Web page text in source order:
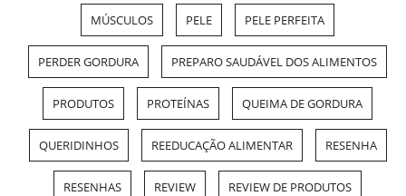
MÚSCULOS PELE PELE PERFEITA
PERDER GORDURA PREPARO SAUDÁVEL DOS ALIMENTOS
PRODUTOS PROTEÍNAS QUEIMA DE GORDURA
QUERIDINHOS REEDUCAÇÃO ALIMENTAR RESENHA
RESENHAS REVIEW REVIEW DE PRODUTOS